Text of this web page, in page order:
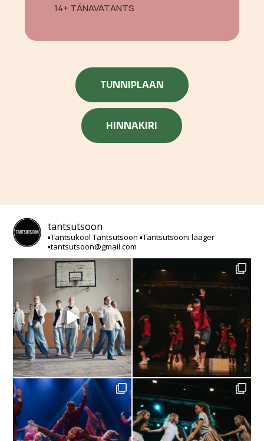
14+ TÄNAVATANTS
TUNNIPLAAN
HINNAKIRI
tantsutsoon
▪️Tantsukool Tantsutsoon ▪️Tantsutsooni laager
▪️tantsutsoon@gmail.com